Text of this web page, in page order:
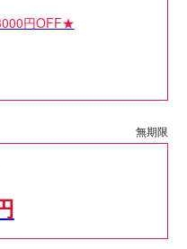
円OFF★
できません。
無期限